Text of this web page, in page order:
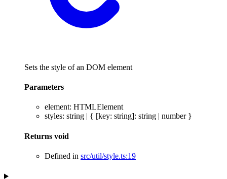
Sets the style of an DOM element
Parameters
element: HTMLElement
styles: string | { [key: string]: string | number }
Returns void
Defined in src/util/style.ts:19